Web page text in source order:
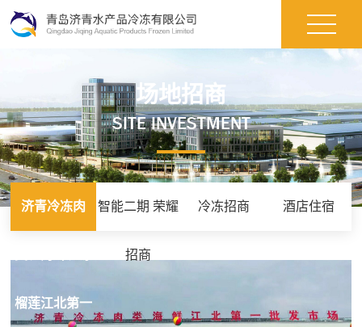
场地招商
SITE INVESTMENT
济青冷冻肉
榴莲江北第一
智能二期 荣耀
招商
冷冻招商 酒店住宿